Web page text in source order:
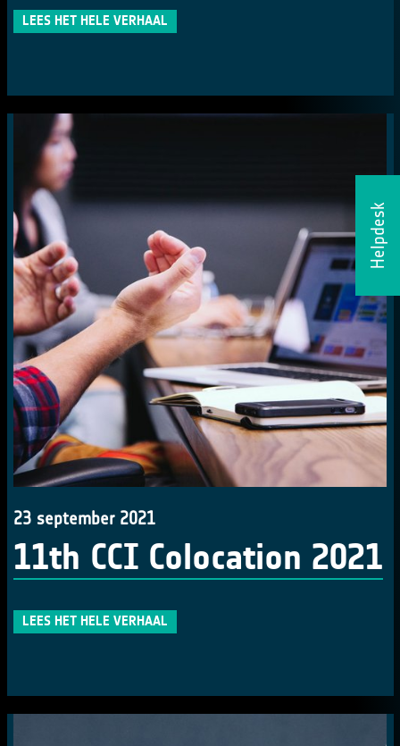
Helpdesk
LEES HET HELE VERHAAL
23 september 2021
11th CCI Colocation 2021
LEES HET HELE VERHAAL